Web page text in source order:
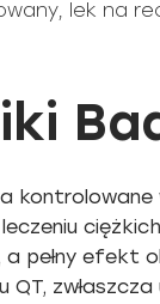
lek na
pełny efekt
QT,